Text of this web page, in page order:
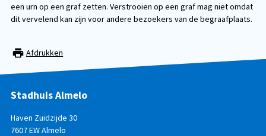
een urn op een graf zetten. Verstrooien op een graf mag niet omdat
dit vervelend kan zijn voor andere bezoekers van de begraafplaats.
Afdrukken
Stadhuis Almelo
Haven Zuidzijde 30
7607 EW Almelo